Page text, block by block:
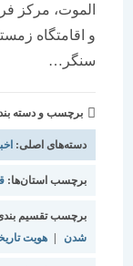
الموت، مرکز
و اقامتگاه زمستانی
سنگر…
برچسب و دسته بندی های
دسته‌های اصلی:اخبار
برچسب استان‌ها:قزوین
برچسب تقسیم بندی
هویت تاریخی